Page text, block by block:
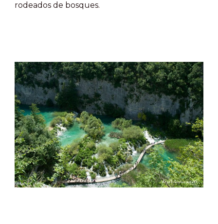
rodeados de bosques.